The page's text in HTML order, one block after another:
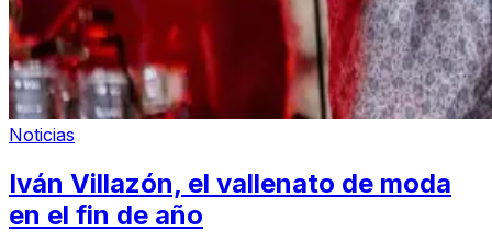
Noticias
Iván Villazón, el vallenato de moda
en el fin de año